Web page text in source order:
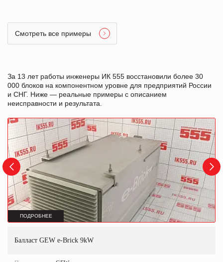
Смотреть все примеры
За 13 лет работы инженеры ИК 555 восстановили более 30
000 блоков на компонентном уровне для предприятий России
и СНГ. Ниже — реальные примеры с описанием
неисправности и результата.
ПОДРОБНЕЕ
Балласт GEW e-Brick 9kW